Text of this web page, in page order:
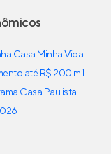
Casa Minha Vida
até R$ 200 mil
Casa Paulista